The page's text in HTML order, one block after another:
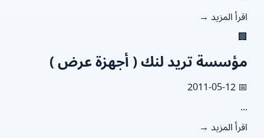
المزيد →
تريد لنك ( أجهزة عرض )
المزيد →